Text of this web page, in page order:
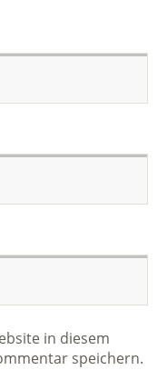
in diesem
speichern.